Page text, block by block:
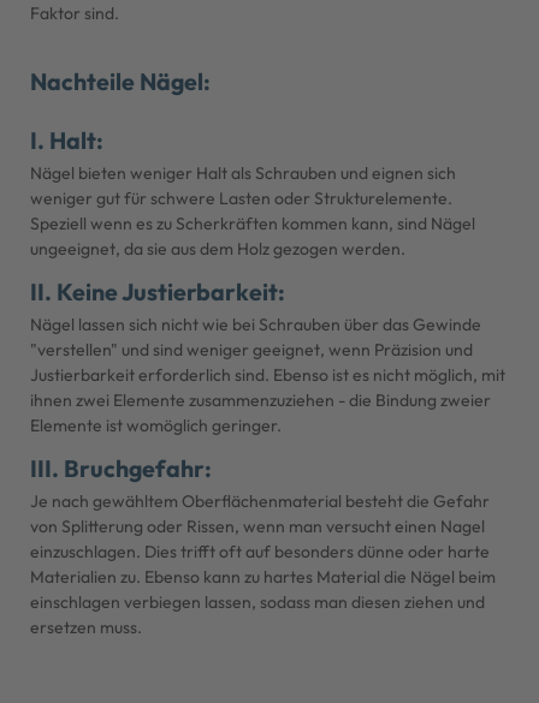
Faktor sind.
Nachteile Nägel:
I. Halt:
Nägel bieten weniger Halt als Schrauben und eignen sich
weniger gut für schwere Lasten oder Strukturelemente.
Speziell wenn es zu Scherkräften kommen kann, sind Nägel
ungeeignet, da sie aus dem Holz gezogen werden.
II. Keine Justierbarkeit:
Nägel lassen sich nicht wie bei Schrauben über das Gewinde
"verstellen" und sind weniger geeignet, wenn Präzision und
Justierbarkeit erforderlich sind. Ebenso ist es nicht möglich, mit
ihnen zwei Elemente zusammenzuziehen - die Bindung zweier
Elemente ist womöglich geringer.
III. Bruchgefahr:
Je nach gewähltem Oberflächenmaterial besteht die Gefahr
von Splitterung oder Rissen, wenn man versucht einen Nagel
einzuschlagen. Dies trifft oft auf besonders dünne oder harte
Materialien zu. Ebenso kann zu hartes Material die Nägel beim
einschlagen verbiegen lassen, sodass man diesen ziehen und
ersetzen muss.